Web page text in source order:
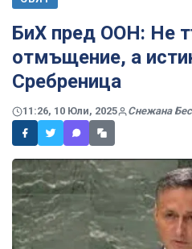
БиХ пред ООН: Не
отмъщение, а
Сребреница
11:26, 10 Юли, 2025 Снежана